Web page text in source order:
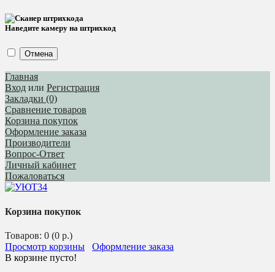
Наведите камеру на штрихкод
Отмена
Главная
Вход или Регистрация
Закладки (0)
Сравнение товаров
Корзина покупок
Оформление заказа
Производители
Вопрос-Ответ
Личный кабинет
Пожаловаться
Корзина покупок
Товаров: 0 (0 р.)
Просмотр корзины
Оформление заказа
В корзине пусто!